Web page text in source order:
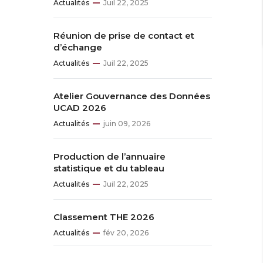
Actualités Juil 22, 2025
Réunion de prise de contact et
d’échange
Actualités Juil 22, 2025
Atelier Gouvernance des Données
UCAD 2026
Actualités juin 09, 2026
Production de l’annuaire
statistique et du tableau
Actualités Juil 22, 2025
Classement THE 2026
Actualités fév 20, 2026